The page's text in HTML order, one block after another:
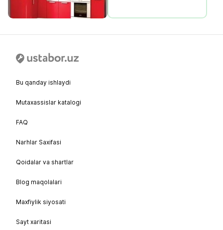
Bu qanday ishlaydi
Mutaxassislar katalogi
FAQ
Narhlar Saxifasi
Qoidalar va shartlar
Blog maqolalari
Maxfiylik siyosati
Sayt xaritasi